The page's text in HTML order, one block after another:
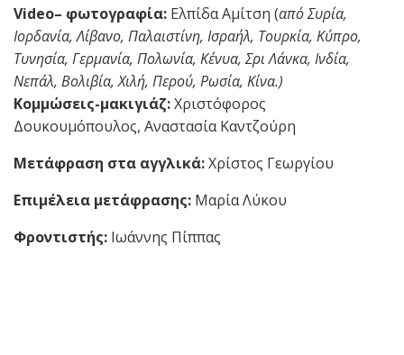
Video– φωτογραφία: Ελπίδα Αμίτση (απόΣυρία,
Ιορδανία, Λίβανο, Παλαιστίνη, Ισραήλ, Τουρκία, Κύπρο,
Τυνησία, Γερμανία, Πολωνία, Κένυα, Σρι Λάνκα, Ινδία,
Νεπάλ, Βολιβία, Χιλή, Περού, Ρωσία, Κίνα.)
Κομμώσεις-μακιγιάζ:Χριστόφορος
Δουκουμόπουλος, Αναστασία Καντζούρη
Μετάφραση στα αγγλικά:Χρίστος Γεωργίου
Επιμέλεια μετάφρασης: Μαρία Λύκου
Φροντιστής: Ιωάννης Πίππας